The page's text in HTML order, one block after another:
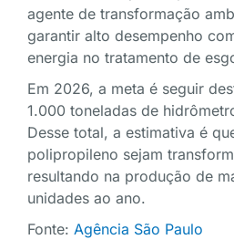
agente de transformação
garantir alto desempenho
energia no tratamento de
Em 2026, a meta é seguir
1.000 toneladas de
Desse total, a estimativa é
polipropileno sejam
resultando na produção de
unidades ao ano.
Fonte: Agência São Paulo